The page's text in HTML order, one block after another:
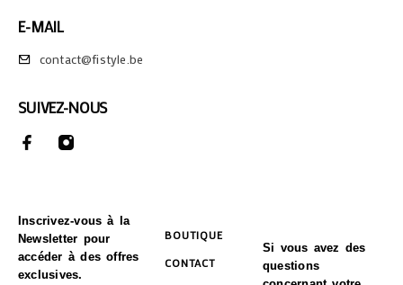
E-MAIL
contact@fistyle.be
SUIVEZ-NOUS
Inscrivez-vous à la
Newsletter pour
accéder à des offres
exclusives.
BOUTIQUE
CONTACT
Si vous avez des
questions